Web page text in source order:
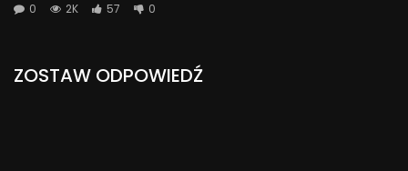
0
2K 57 0
ZOSTAW ODPOWIEDŹ